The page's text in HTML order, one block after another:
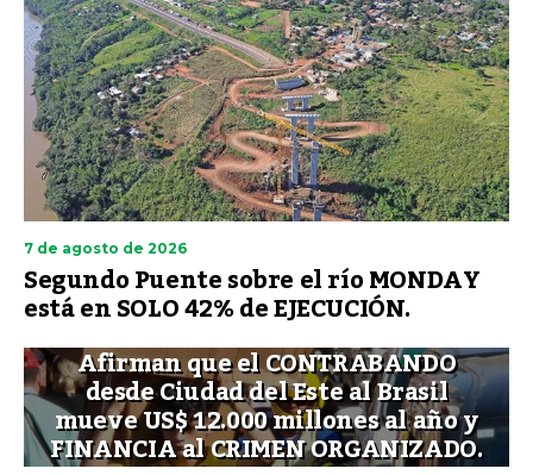
7 de agosto de 2026
Segundo Puente sobre el río MONDAY
está en SOLO 42% de EJECUCIÓN.
Afirman que el CONTRABANDO
desde Ciudad del Este al Brasil
mueve US$ 12.000 millones al año y
FINANCIA al CRIMEN ORGANIZADO.